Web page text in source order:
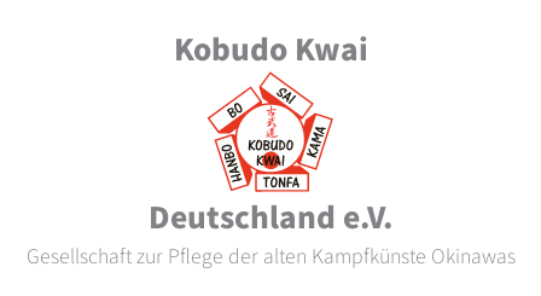
Kobudo Kwai
Deutschland e.V.
Gesellschaft zur Pflege der alten Kampfkünste Okinawas